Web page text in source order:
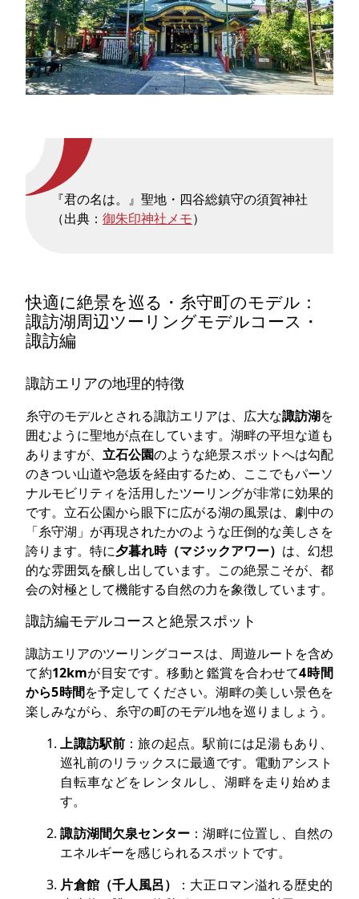
『君の名は。』聖地・四谷総鎮守の須賀神社
（出典： 御朱印神社メモ）
快適に絶景を巡る・糸守町のモデル：
諏訪湖周辺ツーリングモデルコース・
諏訪編
諏訪エリアの地理的特徴
糸守のモデルとされる諏訪エリアは、広大な諏訪湖を
囲むように聖地が点在しています。湖畔の平坦な道も
ありますが、 立石公園のような絶景スポットへは勾配
のきつい山道や急坂を経由するため、ここでもパーソ
ナルモビリティを活用したツーリングが非常に効果的
です。立石公園から眼下に広がる湖の風景は、劇中の
「糸守湖」が再現されたかのような圧倒的な美しさを
誇ります。特に夕暮れ時（マジックアワー） は、幻想
的な雰囲気を醸し出しています。この絶景こそが、都
会の対極として機能する自然の力を象徴しています。
諏訪編モデルコースと絶景スポット
諏訪エリアのツーリングコースは、周遊ルートを含め
て約12kmが目安です。移動と鑑賞を合わせて4時間
から5時間を予定してください。湖畔の美しい景色を
楽しみながら、糸守の町のモデル地を巡りましょう。
上諏訪駅前 ：旅の起点。駅前には足湯もあり、
巡礼前のリラックスに最適です。電動アシスト
自転車などをレンタルし、湖畔を走り始めま
す。
諏訪湖間欠泉センター ：湖畔に位置し、自然の
エネルギーを感じられるスポットです。
片倉館（千人風呂）
：大正ロマン溢れる歴史的